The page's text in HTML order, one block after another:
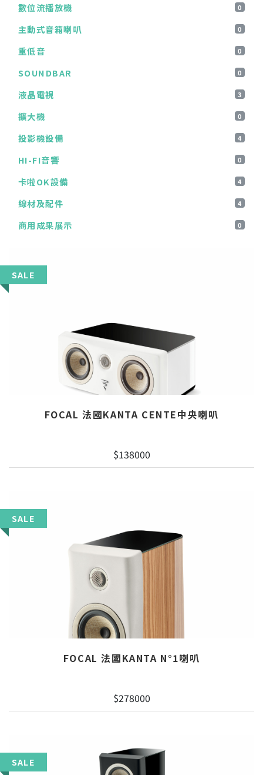
數位流播放機 0
主動式音箱喇叭 0
重低音 0
SOUNDBAR 0
液晶電視 3
擴大機 0
投影機設備 4
HI-FI音響 0
卡啦OK設備 4
線材及配件 4
商用成果展示 0
FOCAL 法國KANTA CENTE中央喇叭
$138000
SALE
FOCAL 法國KANTA N°1喇叭
$278000
SALE
SALE